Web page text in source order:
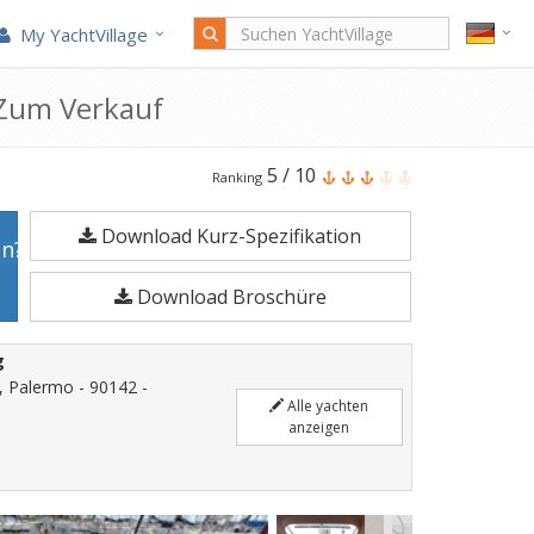
My YachtVillage
Verkauf
Beneteau
First
44.7
ist
13,37
Meter
Jahr
Ranking 5 / 10
Download Kurz-Spezifikation
Download Broschüre
Palermo - 90142 -
Alle yachten
anzeigen